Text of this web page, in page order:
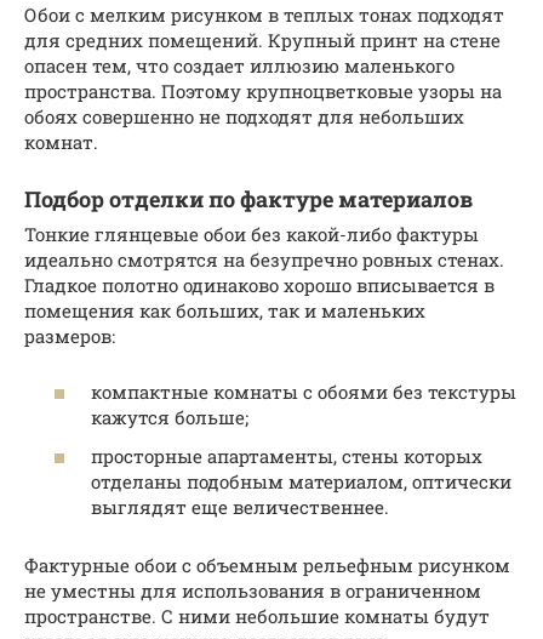
Обои с мелким рисунком в теплых тонах подходят
для средних помещений. Крупный принт на стене
опасен тем, что создает иллюзию маленького
пространства. Поэтому крупноцветковые узоры на
обоях совершенно не подходят для небольших
комнат.
Подбор отделки по фактуре материалов
Тонкие глянцевые обои без какой-либо фактуры
идеально смотрятся на безупречно ровных стенах.
Гладкое полотно одинаково хорошо вписывается в
помещения как больших, так и маленьких
размеров:
компактные комнаты с обоями без текстуры
кажутся больше;
просторные апартаменты, стены которых
отделаны подобным материалом, оптически
выглядят еще величественнее.
Фактурные обои с объемным рельефным рисунком
не уместны для использования в ограниченном
пространстве. С ними небольшие комнаты будут